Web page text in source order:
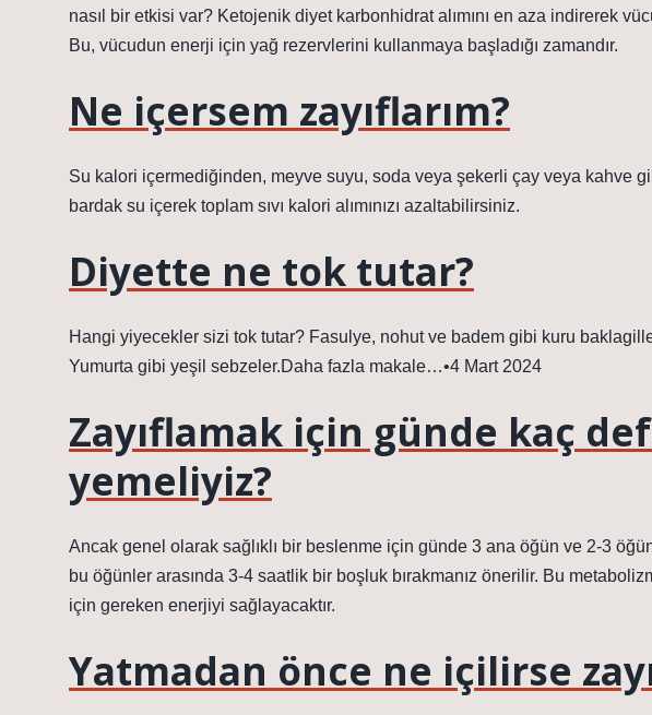
nasıl bir etkisi var? Ketojenik diyet karbonhidrat alımını en aza indirerek
Bu, vücudun enerji için yağ rezervlerini kullanmaya başladığı zamandır.
Ne içersem zayıflarım?
Su kalori içermediğinden, meyve suyu, soda veya şekerli çay veya kahve
bardak su içerek toplam sıvı kalori alımınızı azaltabilirsiniz.
Diyette ne tok tutar?
Hangi yiyecekler sizi tok tutar? Fasulye, nohut ve badem gibi kuru
Yumurta gibi yeşil sebzeler.Daha fazla makale…•4 Mart 2024
Zayıflamak için günde kaç
yemeliyiz?
Ancak genel olarak sağlıklı bir beslenme için günde 3 ana öğün ve 2-3
bu öğünler arasında 3-4 saatlik bir boşluk bırakmanız önerilir. Bu
için gereken enerjiyi sağlayacaktır.
Yatmadan önce ne içilirse